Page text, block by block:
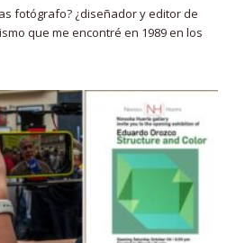
fotógrafo? ¿diseñador y editor de
que me encontré en 1989 en los